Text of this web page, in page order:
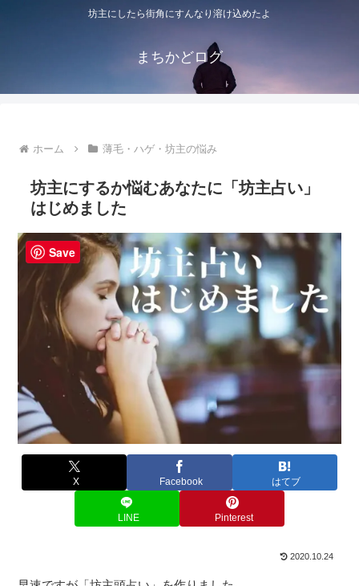
坊主にしたら街角にすんなり溶け込めたよ
まちかどログ
ホーム 薄毛・ハゲ・坊主の悩み
坊主にするか悩むあなたに「坊主占い」
はじめました
X Facebook はてブ
LINE Pinterest
2020.10.24
Save